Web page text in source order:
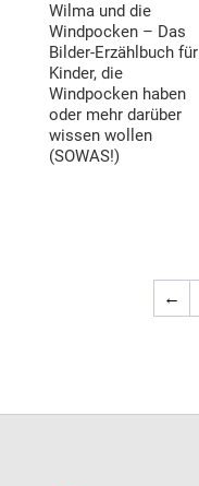
Wilma und die
Windpocken – Das
Bilder-Erzählbuch für
Kinder, die
Windpocken haben
oder mehr darüber
wissen wollen
(SOWAS!)
←